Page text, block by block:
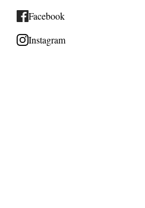
Facebook
Instagram